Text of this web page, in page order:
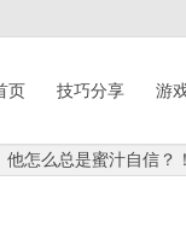
页 技巧分享 游
怎么总是蜜汁自信？